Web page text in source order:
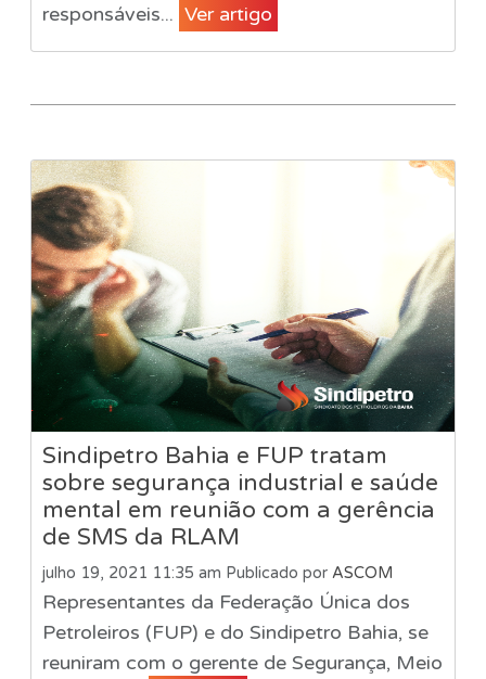
responsáveis... Ver artigo
Sindipetro Bahia e FUP tratam
sobre segurança industrial e saúde
mental em reunião com a gerência
de SMS da RLAM
julho 19, 2021 11:35 am Publicado por ASCOM
Representantes da Federação Única dos
Petroleiros (FUP) e do Sindipetro Bahia, se
reuniram com o gerente de Segurança, Meio